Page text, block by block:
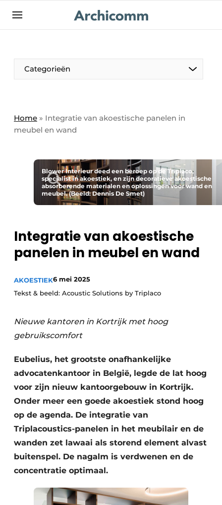
NL be-FR
Categorieën
Home » Integratie van akoestische panelen in
meubel en wand
Blower Interieur deed een beroep op de Triplaco,
specialist in akoestiek, en zijn decoratieve akoestische
absorberende materialen en oplossingen voor wand en
meubel. (Beeld: Dennis De Smet)
Integratie van akoestische
panelen in meubel en wand
AKOESTIEK6 mei 2025
Tekst & beeld: Acoustic Solutions by Triplaco
Nieuwe kantoren in Kortrijk met hoog
gebruikscomfort
Eubelius, het grootste onafhankelijke
advocatenkantoor in België, legde de lat hoog
voor zijn nieuw kantoorgebouw in Kortrijk.
Onder meer een goede akoestiek stond hoog
op de agenda. De integratie van
Triplacoustics-panelen in het meubilair en de
wanden zet lawaai als storend element alvast
buitenspel. De nagalm is verdwenen en de
concentratie optimaal.